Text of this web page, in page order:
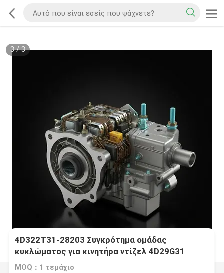
3/3
4D322T31-28203 Συγκρότημα ομάδας
κυκλώματος για κινητήρα ντίζελ 4D29G31
MOQ：1 τεμάχιο